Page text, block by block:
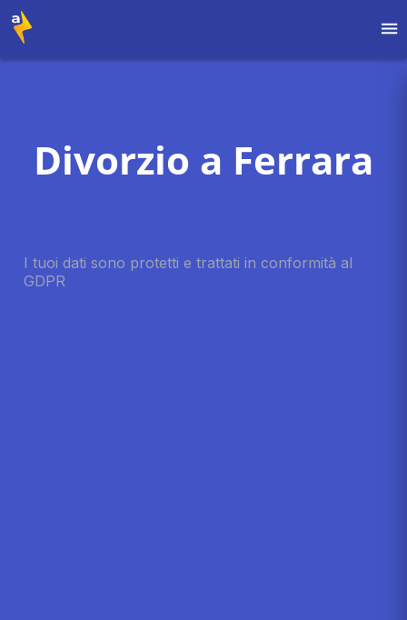
Divorzio a Ferrara